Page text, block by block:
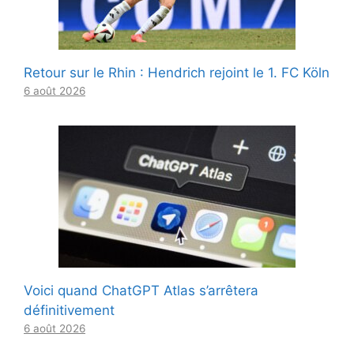
Retour sur le Rhin : Hendrich rejoint le 1. FC Köln
6 août 2026
Voici quand ChatGPT Atlas s’arrêtera
définitivement
6 août 2026